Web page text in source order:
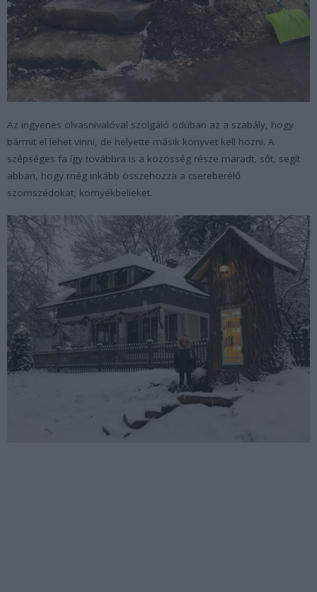
Az ingyenes olvasnivalóval szolgáló odúban az a szabály, hogy
bármit el lehet vinni, de helyette másik könyvet kell hozni. A
szépséges fa így továbbra is a közösség része maradt, sőt, segít
abban, hogy még inkább összehozza a csereberélő
szomszédokat, környékbelieket.